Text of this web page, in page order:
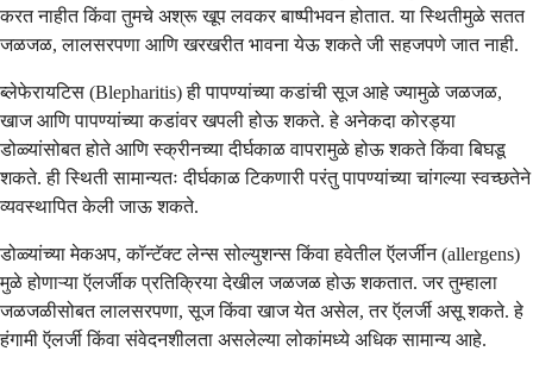
करत नाहीत किंवा तुमचे अश्रू खूप लवकर बाष्पीभवन होतात. या स्थितीमुळे सतत
जळजळ, लालसरपणा आणि खरखरीत भावना येऊ शकते जी सहजपणे जात नाही.
ब्लेफेरायटिस (Blepharitis) ही पापण्यांच्या कडांची सूज आहे ज्यामुळे जळजळ,
खाज आणि पापण्यांच्या कडांवर खपली होऊ शकते. हे अनेकदा कोरड्या
डोळ्यांसोबत होते आणि स्क्रीनच्या दीर्घकाळ वापरामुळे होऊ शकते किंवा बिघडू
शकते. ही स्थिती सामान्यतः दीर्घकाळ टिकणारी परंतु पापण्यांच्या चांगल्या स्वच्छतेने
व्यवस्थापित केली जाऊ शकते.
डोळ्यांच्या मेकअप, कॉन्टॅक्ट लेन्स सोल्युशन्स किंवा हवेतील ऍलर्जीन (allergens)
मुळे होणाऱ्या ऍलर्जीक प्रतिक्रिया देखील जळजळ होऊ शकतात. जर तुम्हाला
जळजळीसोबत लालसरपणा, सूज किंवा खाज येत असेल, तर ऍलर्जी असू शकते. हे
हंगामी ऍलर्जी किंवा संवेदनशीलता असलेल्या लोकांमध्ये अधिक सामान्य आहे.